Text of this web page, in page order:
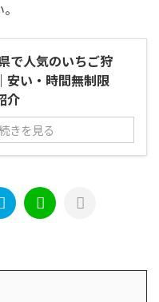
で人気のいちご狩
安い・時間無制限
介
きを見る